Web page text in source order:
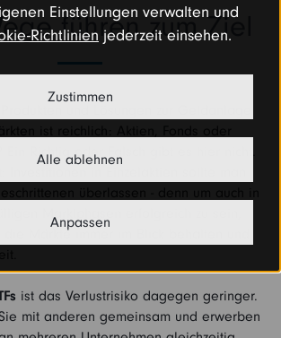
führen zum Ziel
Ein Richtig oder Falsch gibt es hier nicht.
die Märkte immer im Blick behalten und
ist das Verlustrisiko dagegen geringer.
mit anderen gemeinsam und erwerben
Einstellungen verwalten und
Richtlinien jederzeit einsehen.
Zustimmen
Alle ablehnen
Anpassen